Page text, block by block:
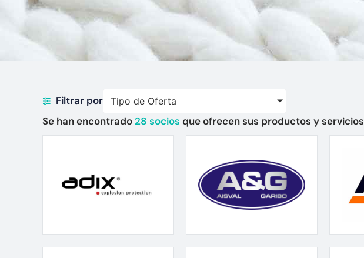
Filtrar por Tipo de Oferta
Se han encontrado 28 socios que ofrecen sus productos y servicios